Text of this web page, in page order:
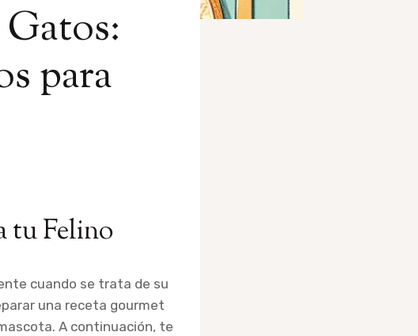
para
tu Felino
cuando se trata de su
una receta gourmet
A continuación, te